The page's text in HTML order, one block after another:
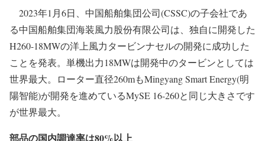
2023年1月6日、中国船舶集団公司(CSSC)の子会社であ
る中国船舶集団海装風力股份有限公司は、独自に開発した
H260-18MWの洋上風力タービンナセルの開発に成功した
ことを発表。単機出力18MWは開発中のタービンとしては
世界最大。ローター直径260mもMingyang Smart Energy(明
陽智能)が開発を進めているMySE 16-260と同じ大きさです
が世界最大。
部品の国内調達率は80%以上